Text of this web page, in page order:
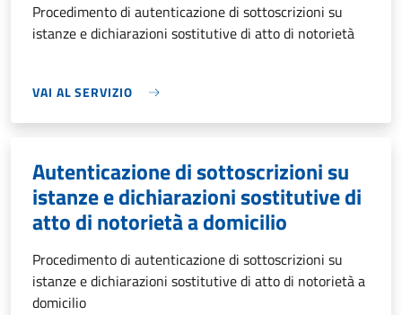
Procedimento di autenticazione di sottoscrizioni su
istanze e dichiarazioni sostitutive di atto di notorietà
VAI AL SERVIZIO
Autenticazione di sottoscrizioni su
istanze e dichiarazioni sostitutive di
atto di notorietà a domicilio
Procedimento di autenticazione di sottoscrizioni su
istanze e dichiarazioni sostitutive di atto di notorietà a
domicilio